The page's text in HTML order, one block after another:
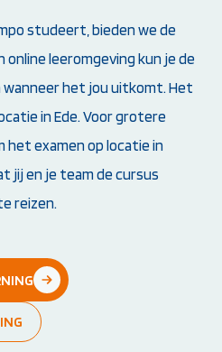
studeert, bieden we de
online leeromgeving kun je de
het jou uitkomt. Het
in Ede. Voor grotere
het examen op locatie in
jij en je team de cursus
reizen.